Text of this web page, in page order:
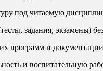
под читаемую
задания, экзамены)
программ и
и воспитательную